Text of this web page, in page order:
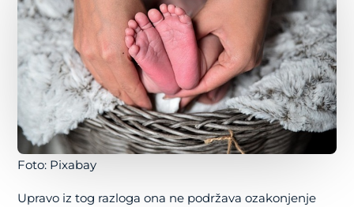
Foto: Pixabay
Upravo iz tog razloga ona ne podržava ozakonjenje